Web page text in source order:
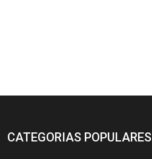
CATEGORIAS POPULARES